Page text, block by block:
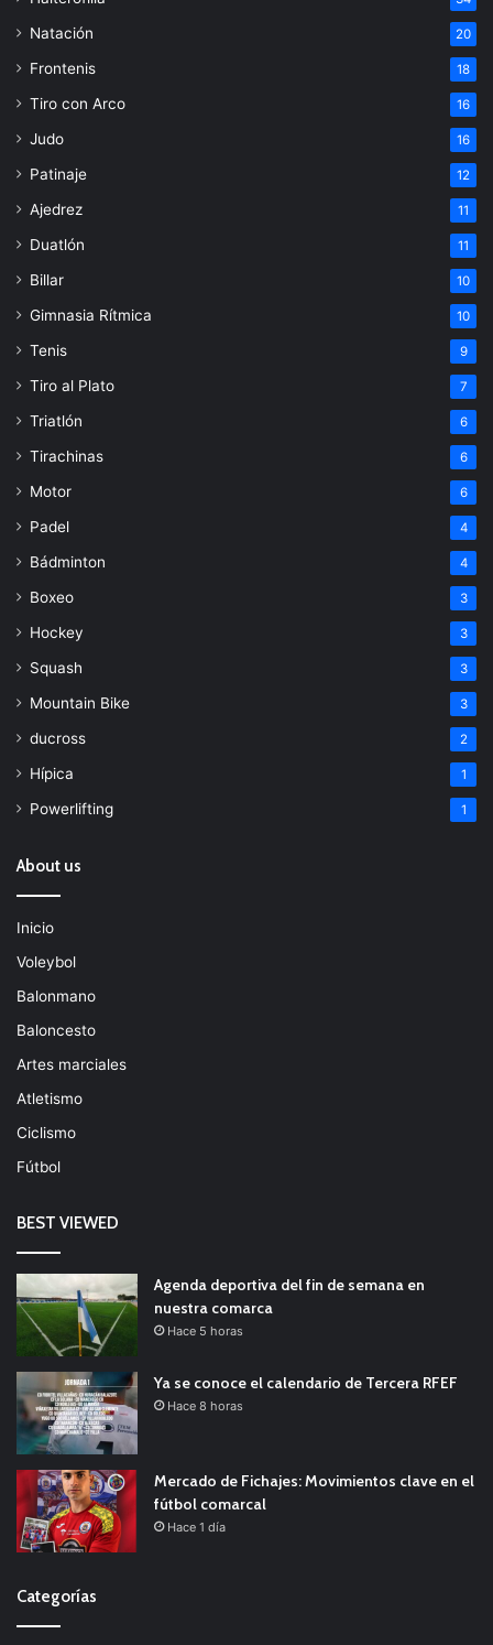
Natación 20
Frontenis 18
Tiro con Arco 16
Judo 16
Patinaje 12
Ajedrez 11
Duatlón 11
Billar 10
Gimnasia Rítmica 10
Tenis 9
Tiro al Plato 7
Triatlón 6
Tirachinas 6
Motor 6
Padel 4
Bádminton 4
Boxeo 3
Hockey 3
Squash 3
Mountain Bike 3
ducross 2
Hípica 1
Powerlifting 1
About us
Inicio
Voleybol
Balonmano
Baloncesto
Artes marciales
Atletismo
Ciclismo
Fútbol
BEST VIEWED
Agenda deportiva del fin de semana en
nuestra comarca
Hace 5 horas
Ya se conoce el calendario de Tercera RFEF
Hace 8 horas
Mercado de Fichajes: Movimientos clave en el
fútbol comarcal
Hace 1 día
Categorías